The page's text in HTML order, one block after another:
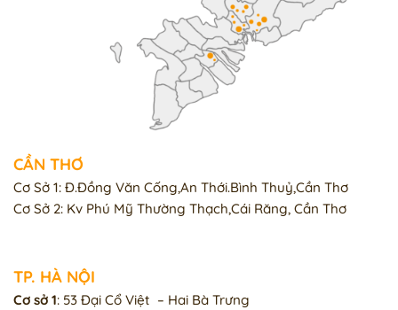
CẦN THƠ
Cơ Sở 1: Đ.Đồng Văn Cống,An Thới.Bình Thuỷ,Cần Thơ
Cơ Sở 2: Kv Phú Mỹ Thường Thạch,Cái Răng, Cần Thơ
TP. HÀ NỘI
Cơ sở 1: 53 Đại Cổ Việt – Hai Bà Trưng